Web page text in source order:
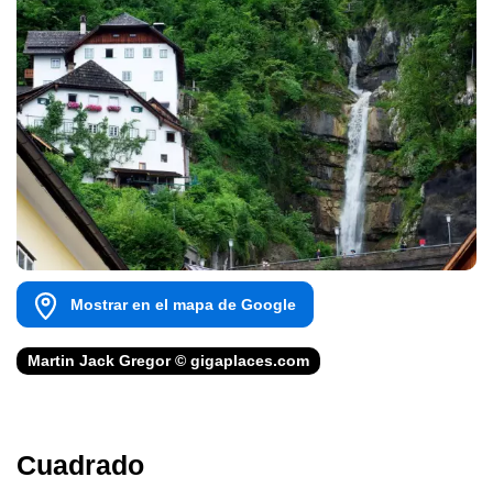
Mostrar en el mapa de Google
Martin Jack Gregor © gigaplaces.com
Cuadrado